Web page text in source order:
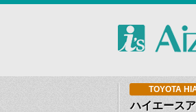
TOYOTA
ハイエース